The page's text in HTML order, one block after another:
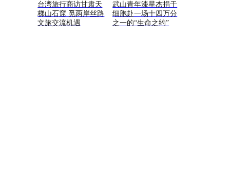
台湾旅行商访甘肃天
梯山石窟 觅两岸丝路
文旅交流机遇
武山青年漆星杰捐干
细胞赴一场十四万分
之一的“生命之约”